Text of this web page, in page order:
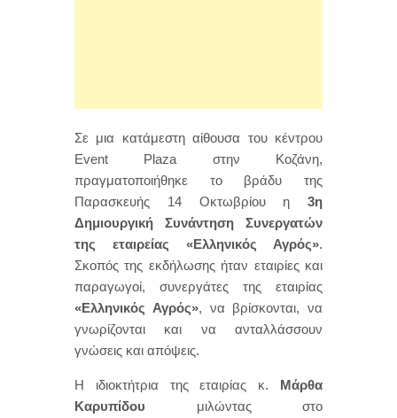
Σε μια κατάμεστη αίθουσα του κέντρου
Event Plaza στην Κοζάνη,
πραγματοποιήθηκε το βράδυ της
Παρασκευής 14 Οκτωβρίου η 3η
Δημιουργική Συνάντηση Συνεργατών
της εταιρείας «Ελληνικός Αγρός».
Σκοπός της εκδήλωσης ήταν εταιρίες και
παραγωγοί, συνεργάτες της εταιρίας
«Ελληνικός Αγρός», να βρίσκονται, να
γνωρίζονται και να ανταλλάσσουν
γνώσεις και απόψεις.
Η ιδιοκτήτρια της εταιρίας κ.
Μάρθα
Καρυπίδου μιλώντας στο